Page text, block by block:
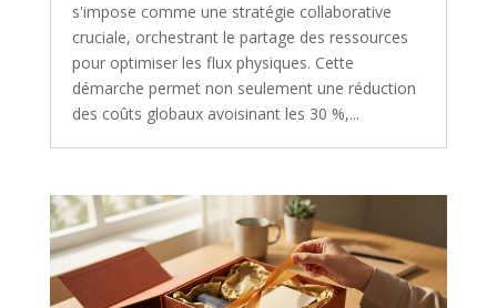
s'impose comme une stratégie collaborative
cruciale, orchestrant le partage des ressources
pour optimiser les flux physiques. Cette
démarche permet non seulement une réduction
des coûts globaux avoisinant les 30 %,...